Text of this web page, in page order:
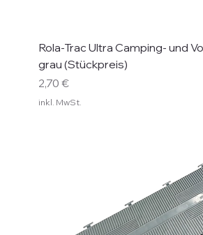
Rola-Trac Ultra Camping- und
grau (Stückpreis)
Preis
2,70 €
inkl. MwSt.